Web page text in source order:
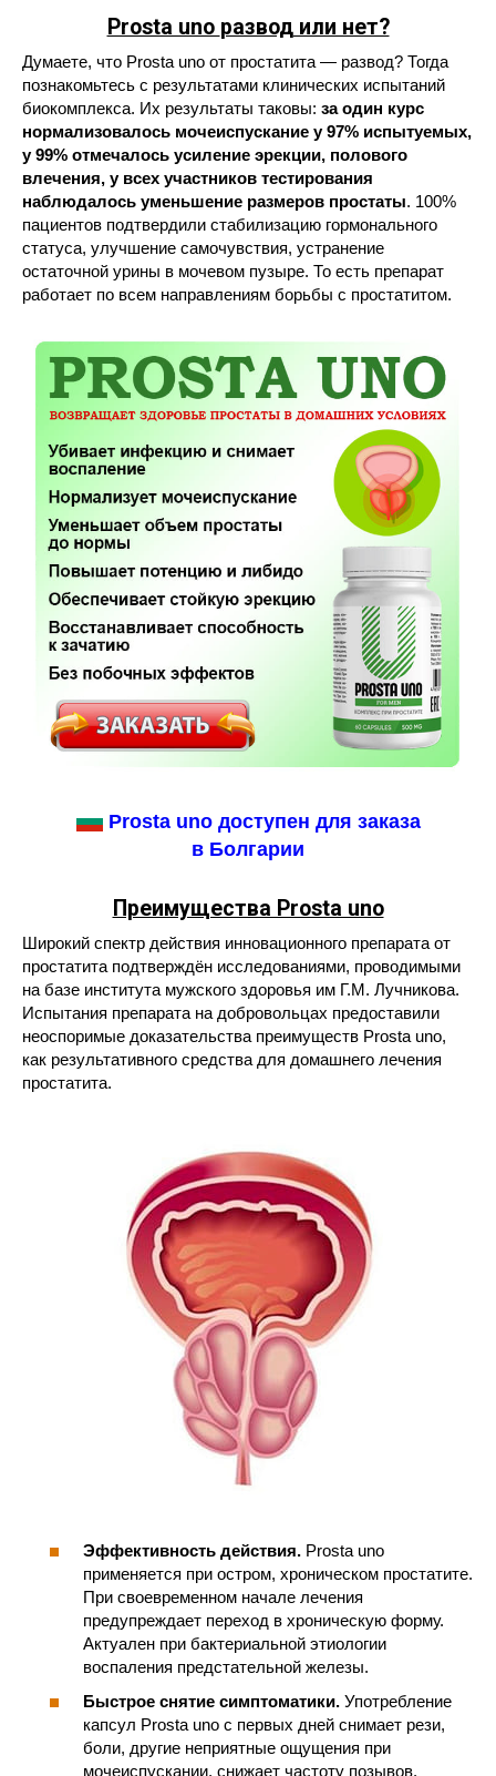
Prosta uno развод или нет?
Думаете, что Prosta uno от простатита — развод? Тогда
познакомьтесь с результатами клинических испытаний
биокомплекса. Их результаты таковы: за один курс
нормализовалось мочеиспускание у 97% испытуемых,
у 99% отмечалось усиление эрекции, полового
влечения, у всех участников тестирования
наблюдалось уменьшение размеров простаты. 100%
пациентов подтвердили стабилизацию гормонального
статуса, улучшение самочувствия, устранение
остаточной урины в мочевом пузыре. То есть препарат
работает по всем направлениям борьбы с простатитом.
Prosta uno доступен для заказа
в Болгарии
Преимущества Prosta uno
Широкий спектр действия инновационного препарата от
простатита подтверждён исследованиями, проводимыми
на базе института мужского здоровья им Г.М. Лучникова.
Испытания препарата на добровольцах предоставили
неоспоримые доказательства преимуществ Prosta uno,
как результативного средства для домашнего лечения
простатита.
Эффективность действия. Prosta uno
применяется при остром, хроническом простатите.
При своевременном начале лечения
предупреждает переход в хроническую форму.
Актуален при бактериальной этиологии
воспаления предстательной железы.
Быстрое снятие симптоматики. Употребление
капсул Prosta uno с первых дней снимает рези,
боли, другие неприятные ощущения при
мочеиспускании, снижает частоту позывов.